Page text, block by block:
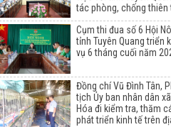
tác phòng, chống thiên
Cụm thi đua số 6 Hội
tỉnh Tuyên Quang triển
vụ 6 tháng cuối năm
Đồng chí Vũ Đình Tân,
tịch Ủy ban nhân dân
Hóa đi kiểm tra, thăm
phát triển kinh tế trên